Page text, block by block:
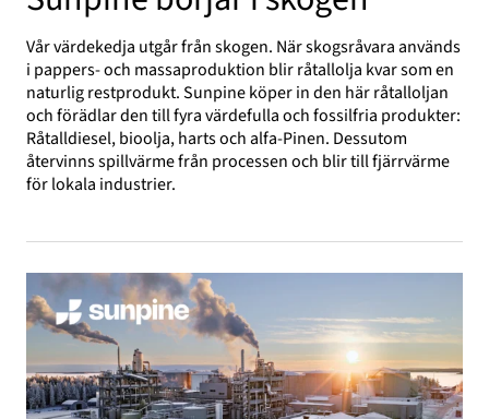
Vår värdekedja utgår från skogen. När skogsråvara används
i pappers- och massaproduktion blir råtallolja kvar som en
naturlig restprodukt. Sunpine köper in den här råtalloljan
och förädlar den till fyra värdefulla och fossilfria produkter:
Råtalldiesel, bioolja, harts och alfa-Pinen. Dessutom
återvinns spillvärme från processen och blir till fjärrvärme
för lokala industrier.